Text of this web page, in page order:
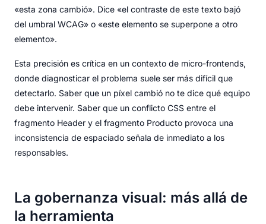
«esta zona cambió». Dice «el contraste de este texto bajó
del umbral WCAG» o «este elemento se superpone a otro
elemento».
Esta precisión es crítica en un contexto de micro-frontends,
donde diagnosticar el problema suele ser más difícil que
detectarlo. Saber que un píxel cambió no te dice qué equipo
debe intervenir. Saber que un conflicto CSS entre el
fragmento Header y el fragmento Producto provoca una
inconsistencia de espaciado señala de inmediato a los
responsables.
La gobernanza visual: más allá de
la herramienta